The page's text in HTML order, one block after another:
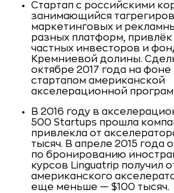
Стартап с российскими
занимающийся
маркетинговых и
разных платформ, привлёк
частных инвесторов и
Кремниевой долины.
октябре 2017 года на
стартапом американской
акселерационной
В 2016 году в
500 Startups прошла
привлекла от
тысяч. В апреле 2015 года
по бронированию
курсов Linguatrip получил
американского
еще меньше — $100 тысяч.